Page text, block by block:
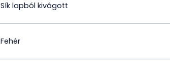
Sík lapból kivágott
Fehér